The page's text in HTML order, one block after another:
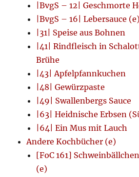
|BvgS – 12| Geschmorte
|BvgS – 16| Lebersauce (e)
|31| Speise aus Bohnen
|41| Rindfleisch in
Brühe
|43| Apfelpfannkuchen
|48| Gewürzpaste
|49| Swallenbergs Sauce
|63| Heidnische Erbsen
|64| Ein Mus mit Lauch
Andere Kochbücher (e)
[FoC 161]
(e)